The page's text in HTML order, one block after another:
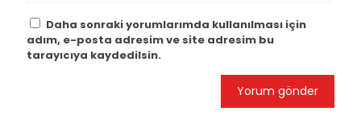
Daha sonraki yorumlarımda kullanılması için
adım, e-posta adresim ve site adresim bu
tarayıcıya kaydedilsin.